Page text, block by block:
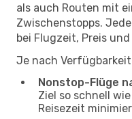
als auch Routen mit
Zwischenstopps.
bei Flugzeit, Preis
Je nach
Nonstop-Flüge
Ziel so schnell
Reisezeit